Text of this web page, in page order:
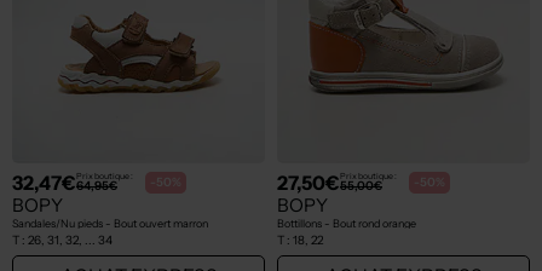
32,47€Prix boutique :
64,95€ -50%
BOPY
Sandales/Nu pieds - Bout ouvert marron
T : 26, 31, 32, ... 34
27,50€Prix boutique :
55,00€ -50%
BOPY
Bottillons - Bout rond orange
T : 18, 22